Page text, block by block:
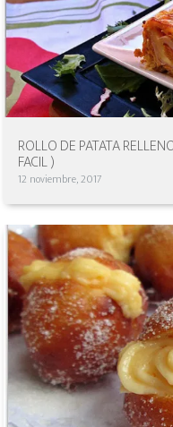
ROLLO DE PATATA
FACIL )
12 noviembre, 2017